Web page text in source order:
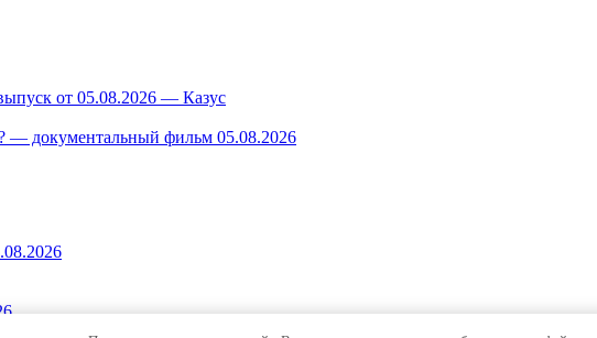
от 05.08.2026 — Казус
— документальный фильм 05.08.2026